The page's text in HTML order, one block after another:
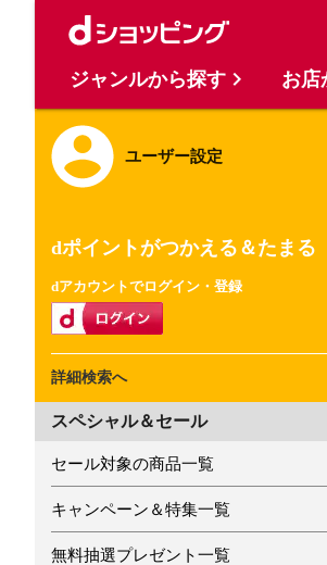
ユーザー設定
dポイントがつかえる＆たまる
dアカウントでログイン・登録
詳細検索へ
スペシャル＆セール
セール対象の商品一覧
キャンペーン＆特集一覧
無料抽選プレゼント一覧
ジャンルから探す お店